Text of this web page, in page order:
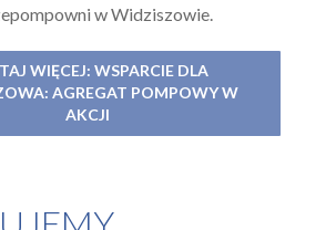
w Widziszowie.
WIĘCEJ: WSPARCIE DLA
AGREGAT POMPOWY W
AKCJI